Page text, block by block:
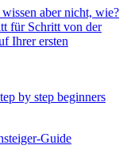
aber nicht, wie?
für Schritt von der
Ihrer ersten
Guide